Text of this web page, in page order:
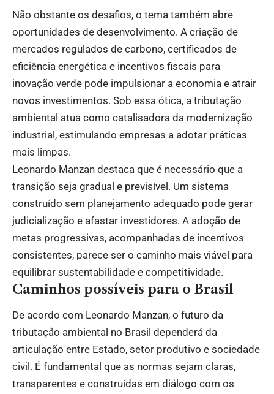
Não obstante os desafios, o tema também abre
oportunidades de desenvolvimento. A criação de
mercados regulados de carbono, certificados de
eficiência energética e incentivos fiscais para
inovação verde pode impulsionar a economia e atrair
novos investimentos. Sob essa ótica, a tributação
ambiental atua como catalisadora da modernização
industrial, estimulando empresas a adotar práticas
mais limpas.
Leonardo Manzan destaca que é necessário que a
transição seja gradual e previsível. Um sistema
construído sem planejamento adequado pode gerar
judicialização e afastar investidores. A adoção de
metas progressivas, acompanhadas de incentivos
consistentes, parece ser o caminho mais viável para
equilibrar sustentabilidade e competitividade.
Caminhos possíveis para o Brasil
De acordo com Leonardo Manzan, o futuro da
tributação ambiental no Brasil dependerá da
articulação entre Estado, setor produtivo e sociedade
civil. É fundamental que as normas sejam claras,
transparentes e construídas em diálogo com os